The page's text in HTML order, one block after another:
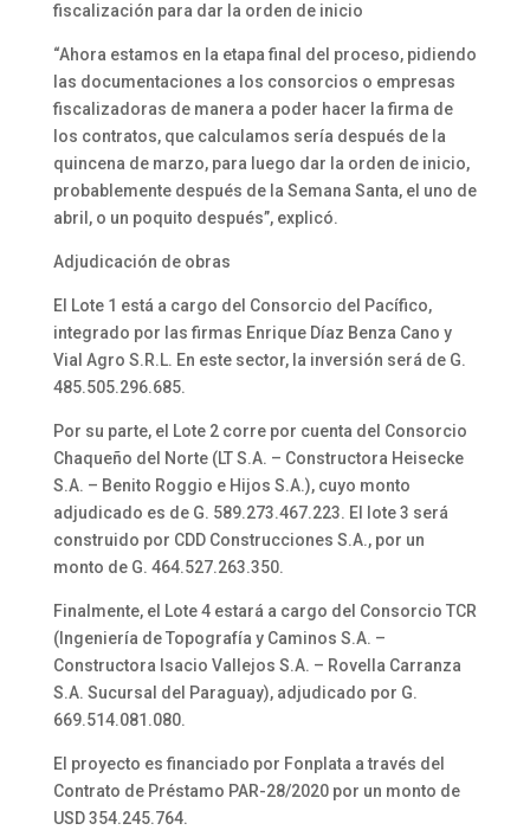
fiscalización para dar la orden de inicio
“Ahora estamos en la etapa final del proceso, pidiendo
las documentaciones a los consorcios o empresas
fiscalizadoras de manera a poder hacer la firma de
los contratos, que calculamos sería después de la
quincena de marzo, para luego dar la orden de inicio,
probablemente después de la Semana Santa, el uno de
abril, o un poquito después”, explicó.
Adjudicación de obras
El Lote 1 está a cargo del Consorcio del Pacífico,
integrado por las firmas Enrique Díaz Benza Cano y
Vial Agro S.R.L. En este sector, la inversión será de G.
485.505.296.685.
Por su parte, el Lote 2 corre por cuenta del Consorcio
Chaqueño del Norte (LT S.A. – Constructora Heisecke
S.A. – Benito Roggio e Hijos S.A.), cuyo monto
adjudicado es de G. 589.273.467.223. El lote 3 será
construido por CDD Construcciones S.A., por un
monto de G. 464.527.263.350.
Finalmente, el Lote 4 estará a cargo del Consorcio TCR
(Ingeniería de Topografía y Caminos S.A. –
Constructora Isacio Vallejos S.A. – Rovella Carranza
S.A. Sucursal del Paraguay), adjudicado por G.
669.514.081.080.
El proyecto es financiado por Fonplata a través del
Contrato de Préstamo PAR-28/2020 por un monto de
USD 354.245.764.